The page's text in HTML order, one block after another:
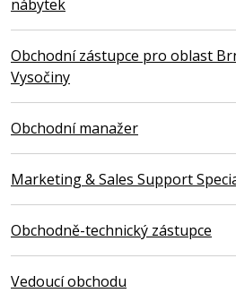
nábytek
Obchodní zástupce pro oblast
Vysočiny
Obchodní manažer
Marketing & Sales Support
Obchodně-technický zástupce
Vedoucí obchodu